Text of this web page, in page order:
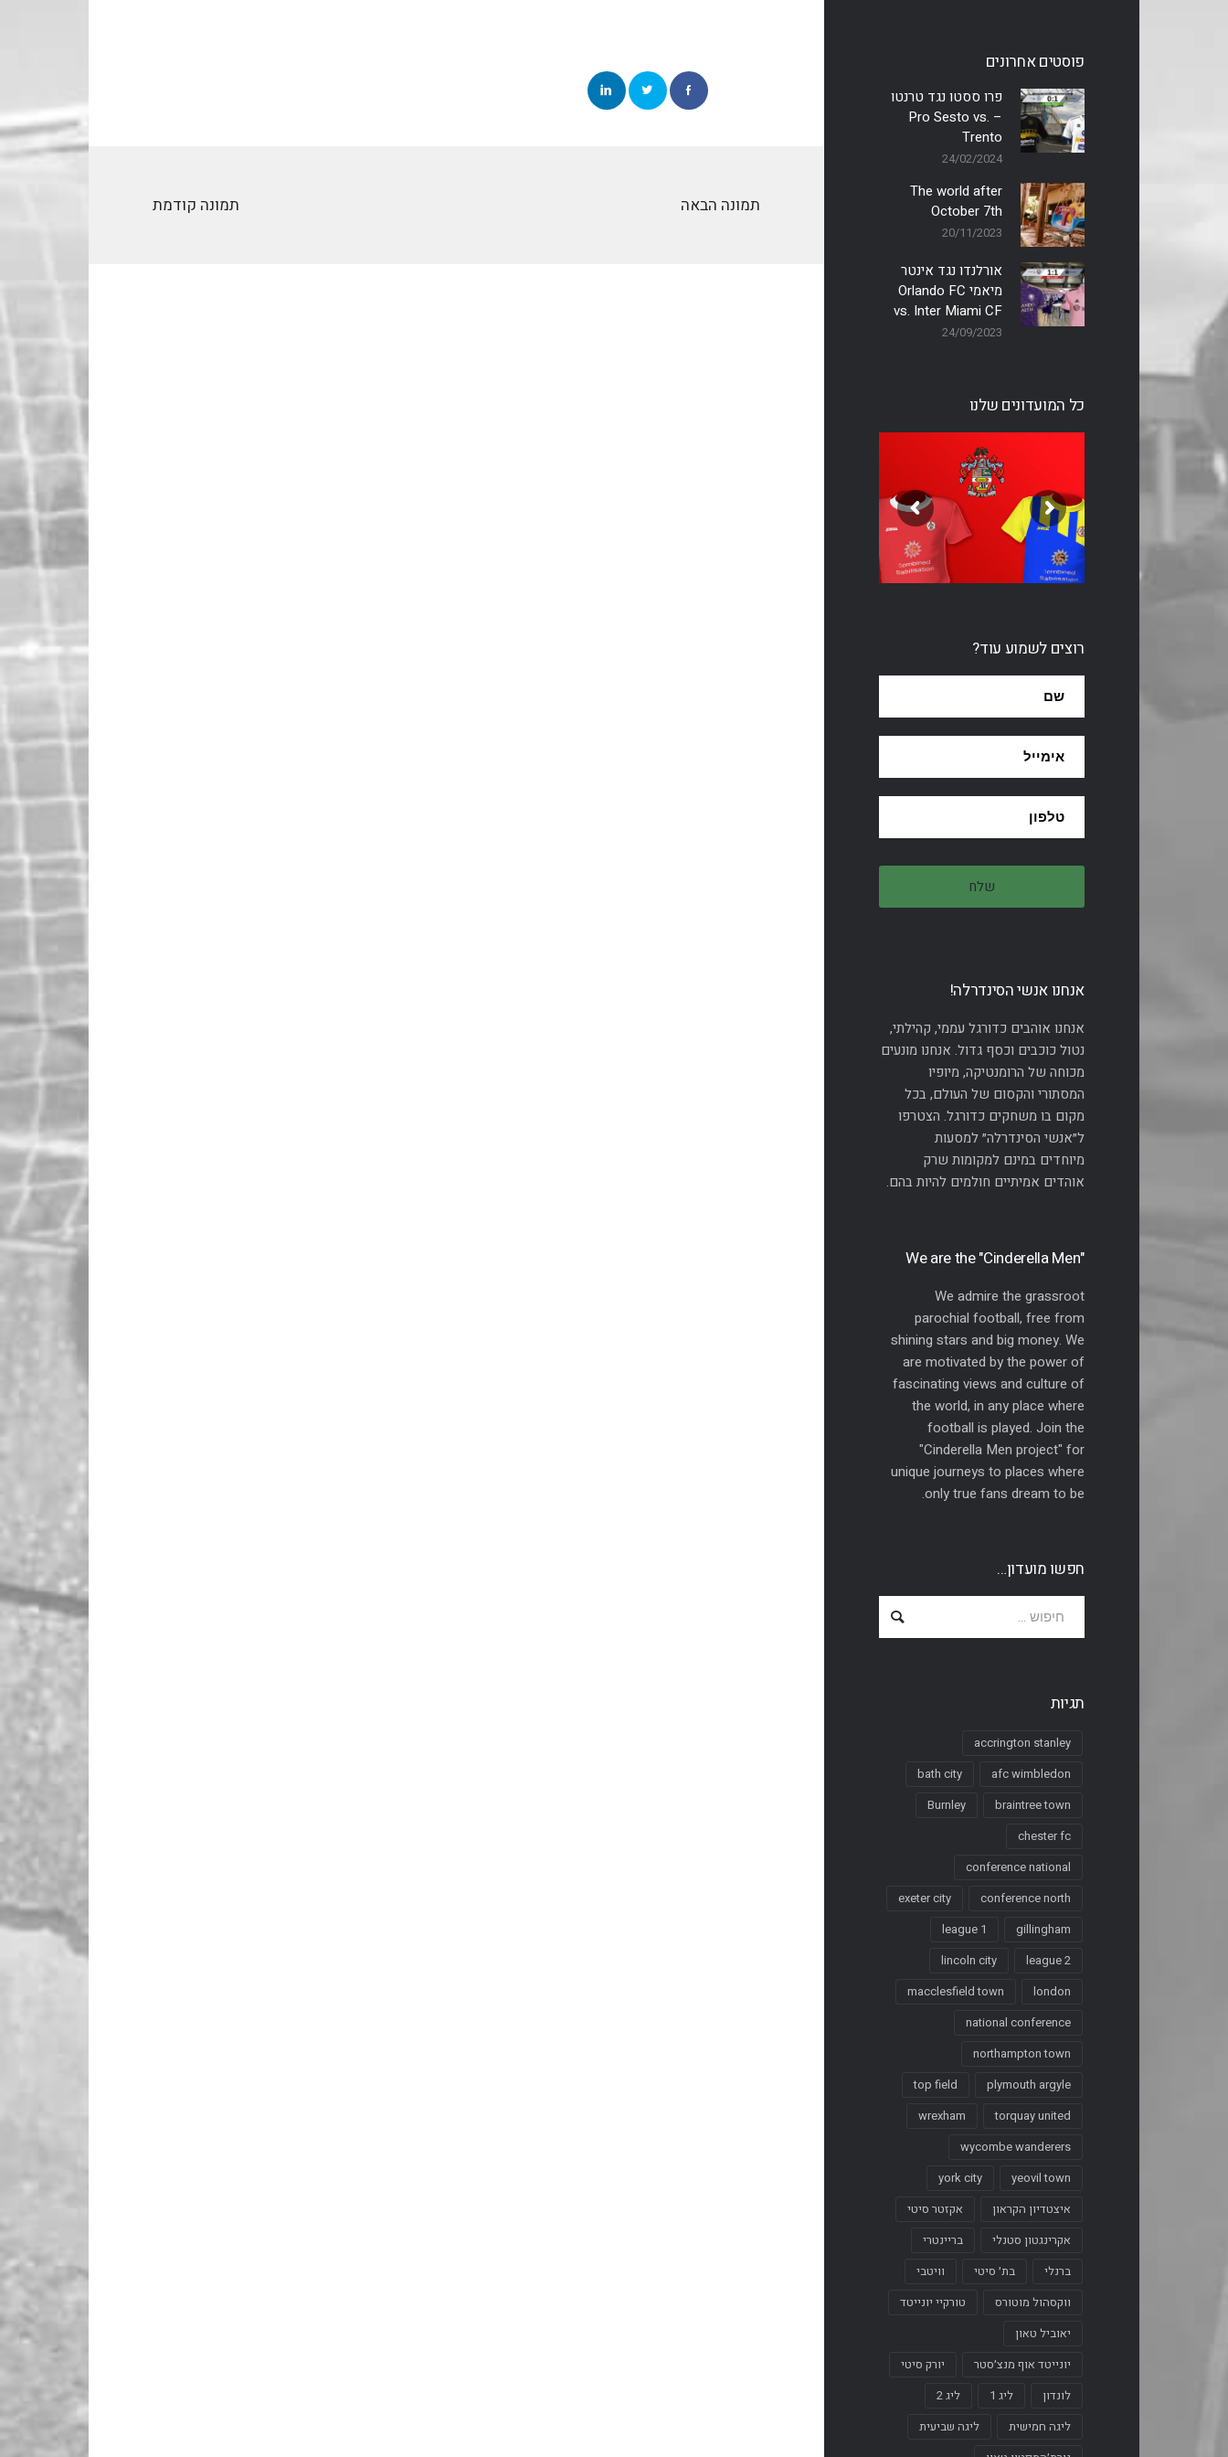
פוסטים אחרונים
פרו ססטו נגד טרנטו
– Pro Sesto vs.
Trento
24/02/2024
The world after
October 7th
20/11/2023
אורלנדו נגד אינטר
מיאמי Orlando FC
vs. Inter Miami CF
24/09/2023
כל המועדונים שלנו
רוצים לשמוע עוד?
אנחנו אנשי הסינדרלה!
אנחנו אוהבים כדורגל עממי, קהילתי,
נטול כוכבים וכסף גדול. אנחנו מונעים
מכוחה של הרומנטיקה, מיופיו
המסתורי והקסום של העולם, בכל
מקום בו משחקים כדורגל. הצטרפו
ל״אנשי הסינדרלה״ למסעות
מיוחדים במינם למקומות שרק
אוהדים אמיתיים חולמים להיות בהם.
"We are the "Cinderella Men
We admire the grassroot
parochial football, free from
shining stars and big money. We
are motivated by the power of
fascinating views and culture of
the world, in any place where
football is played. Join the
"Cinderella Men project" for
unique journeys to places where
only true fans dream to be.
חפשו מועדון…
תגיות
accrington stanley
afc wimbledon
bath city
braintree town
Burnley
chester fc
conference national
conference north
exeter city
gillingham
league 1
league 2
lincoln city
london
macclesfield town
national conference
northampton town
plymouth argyle
top field
torquay united
wrexham
wycombe wanderers
yeovil town
york city
איצטדיון הקראון
אקזטר סיטי
אקרינגטון סטנלי
בריינטרי
ברנלי
בת׳ סיטי
וויטבי
ווקסהול מוטורס
טורקיי יונייטד
יאוביל טאון
יונייטד אוף מנצ׳סטר
יורק סיטי
לונדון
ליג 1
ליג 2
ליגה חמישית
ליגה שביעית
תמונה קודמת תמונה הבאה